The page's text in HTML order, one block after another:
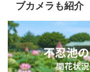
ブカメラも紹介